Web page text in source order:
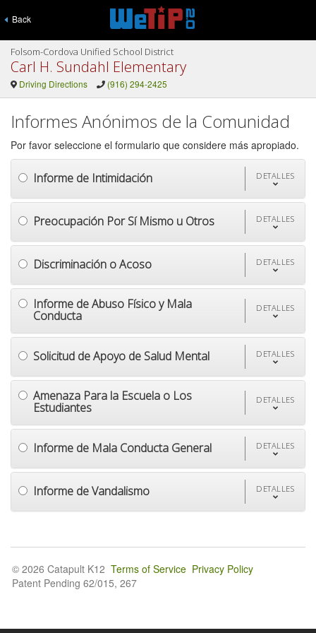
Back
Folsom-Cordova Unified School District
Carl H. Sundahl Elementary
Driving Directions (916) 294-2425
Informes Anónimos de la Comunidad
Por favor seleccione el formulario que considere más apropiado.
Informe de Intimidación DETALLES
Preocupación Por Sí Mismo u Otros DETALLES
Discriminación o Acoso DETALLES
Informe de Abuso Físico y Mala
Conducta
DETALLES
Solicitud de Apoyo de Salud Mental DETALLES
Amenaza Para la Escuela o Los
Estudiantes
DETALLES
Informe de Mala Conducta General DETALLES
Informe de Vandalismo DETALLES
© 2026 Catapult K12 Terms of Service Privacy Policy
Patent Pending 62/015, 267